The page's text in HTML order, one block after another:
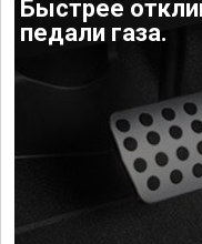
Быстрее
педали газа.